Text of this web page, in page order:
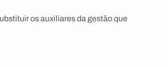
os auxiliares da gestão que